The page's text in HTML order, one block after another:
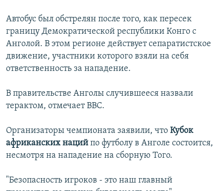
İZ - MƏDƏNIYYƏT PROQRAMI
MATERIALLARIMIZDAN ISTIFADƏ
AZADLIQRADIOSU MOBIL TELEFONUNUZDA
XƏBƏR BÜLLETENLƏRIMIZ
RFE/RL-in bütün saytları
Автобус был обстрелян после того, как пересек
границу Демократической республики Конго с
Анголой. В этом регионе действует сепаратистское
движение, участники которого взяли на себя
ответственность за нападение.
В правительстве Анголы случившееся назвали
терактом, отмечает ВВС.
Организаторы чемпионата заявили, что Кубок
африканских наций по футболу в Анголе состоится,
несмотря на нападение на сборную Того.
"Безопасность игроков - это наш главный